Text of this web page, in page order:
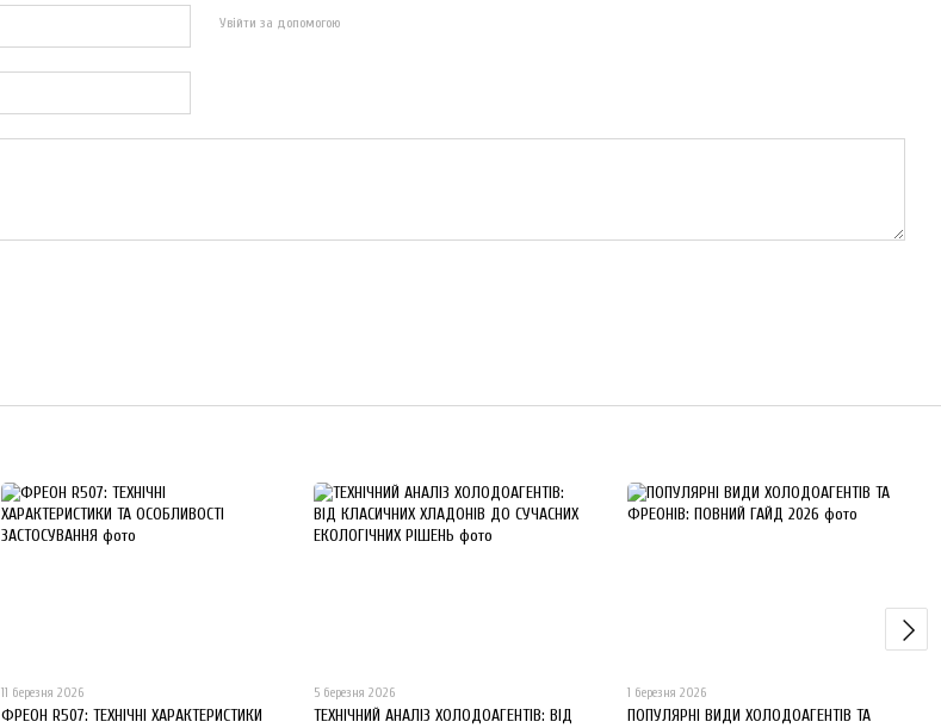
Увійти за допомогою
11 березня 2026
ФРЕОН R507: ТЕХНІЧНІ ХАРАКТЕРИСТИКИ
5 березня 2026
ТЕХНІЧНИЙ АНАЛІЗ ХОЛОДОАГЕНТІВ: ВІД
1 березня 2026
ПОПУЛЯРНІ ВИДИ ХОЛОДОАГЕНТІВ ТА